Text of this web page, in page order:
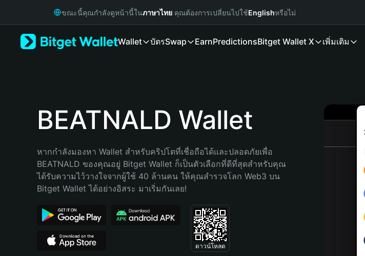
Русский
Bahasa Indonesia
Português (Brasil)
ขณะนี้คุณกำลังดูหน้านี้ในภาษาไทย คุณต้องการเปลี่ยนไปใช้Englishหรือไม่
Wallet บัตรSwap EarnPredictionsBitget Wallet X เพิ่มเติม
BEATNALD Wallet
หากกำลังมองหา Wallet สำหรับคริปโตที่เชื่อถือได้และปลอดภัยเพื่อ
BEATNALD ของคุณอยู่ Bitget Wallet ก็เป็นตัวเลือกที่ดีที่สุดสำหรับคุณ
ได้รับความไว้วางใจจากผู้ใช้ 40 ล้านคน ให้คุณสำรวจโลก Web3 บน
Bitget Wallet ได้อย่างอิสระ มาเริ่มกันเลย!
ดาวน์โหลด